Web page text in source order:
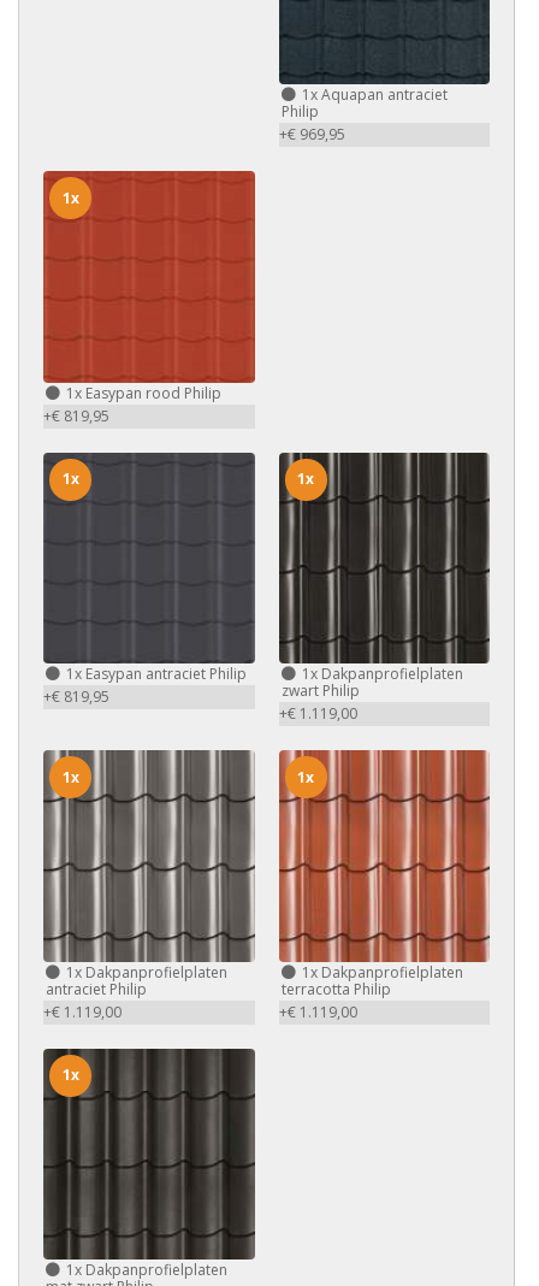
1xAquapan antraciet
Philip
+€ 969,95
1x Easypan rood Philip
+€ 819,95
1x
1x Easypan antraciet Philip
+€ 819,95
1x
1xDakpanprofielplaten
zwart Philip
+€ 1.119,00
1x
1x Dakpanprofielplaten
antraciet Philip
+€ 1.119,00
1x
1xDakpanprofielplaten
terracotta Philip
+€ 1.119,00
1x
1x Dakpanprofielplaten
1x